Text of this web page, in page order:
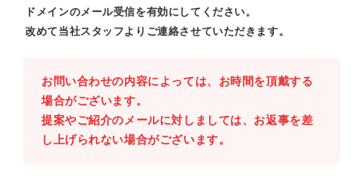
ドメインのメール受信を有効にしてください。
改めて当社スタッフよりご連絡させていただきます。
お問い合わせの内容によっては、お時間を頂戴する
場合がございます。
提案やご紹介のメールに対しましては、お返事を差
し上げられない場合がございます。